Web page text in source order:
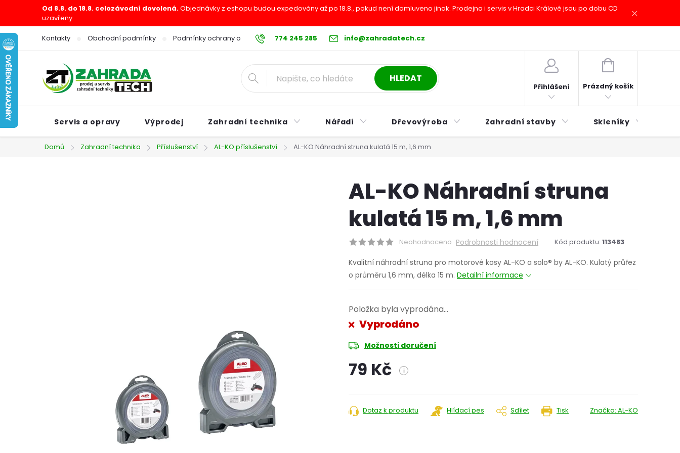
obsah
Od 8.8. do 18.8. celozávodní dovolená.Objednávky z eshopu budou expedovány až po 18.8., pokud není domluveno jinak. Prodejna i servis v Hradci Králové jsou po dobu CD
uzavřeny.
774 245 285 info@zahradatech.cz
Kontakty Obchodní podmínky Podmínky ochrany osobních údajů Reklamační řád Postup při nákupu na splátky ESSOX
HLEDAT
Přihlášení
NÁKUPNÍ
Prázdný košík
Servis a opravy Výprodej Zahradní technika Nářadí Dřevovýroba Zahradní stavby Skleníky
Domů Zahradní technika Příslušenství AL-KO příslušenství AL-KO Náhradní struna kulatá 15 m, 1,6 mm
AL-KO Náhradní struna
kulatá 15 m, 1,6 mm
Neohodnoceno Podrobnosti hodnocení Kód produktu: 113483
Kvalitní náhradní struna pro motorové kosy AL-KO a solo® by AL-KO. Kulatý průřez
o průměru 1,6 mm, délka 15 m. Detailní informace
Položka byla vyprodána…
Vyprodáno
Možnosti doručení
79 Kč i
cena:
Tisk
Dotaz k produktu Hlídací pes Sdílet Značka: AL-KO